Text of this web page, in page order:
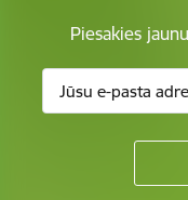
Piesakies